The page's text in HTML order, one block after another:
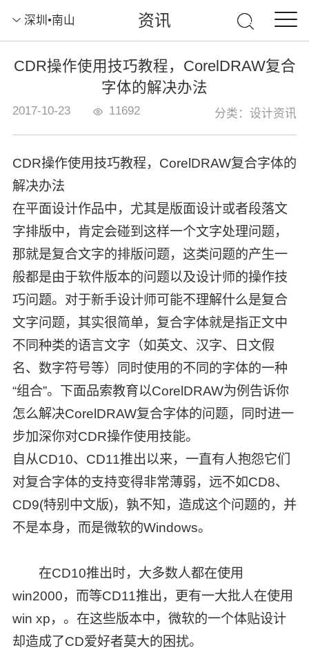
深圳•南山 资讯
CDR操作使用技巧教程，CorelDRAW复合
字体的解决办法
2017-10-23 11692 分类：设计资讯
CDR操作使用技巧教程，CorelDRAW复合字体的
解决办法
在平面设计作品中，尤其是版面设计或者段落文
字排版中，肯定会碰到这样一个文字处理问题，
那就是复合文字的排版问题，这类问题的产生一
般都是由于软件版本的问题以及设计师的操作技
巧问题。对于新手设计师可能不理解什么是复合
文字问题，其实很简单，复合字体就是指正文中
不同种类的语言文字（如英文、汉字、日文假
名、数字符号等）同时使用的不同的字体的一种
“组合”。下面品索教育以CorelDRAW为例告诉你
怎么解决CorelDRAW复合字体的问题，同时进一
步加深你对CDR操作使用技能。
自从CD10、CD11推出以来，一直有人抱怨它们
对复合字体的支持变得非常薄弱，远不如CD8、
CD9(特别中文版)，孰不知，造成这个问题的，并
不是本身，而是微软的Windows。
在CD10推出时，大多数人都在使用
win2000，而等CD11推出，更有一大批人在使用
win xp，。在这些版本中，微软的一个体贴设计
却造成了CD爱好者莫大的困扰。